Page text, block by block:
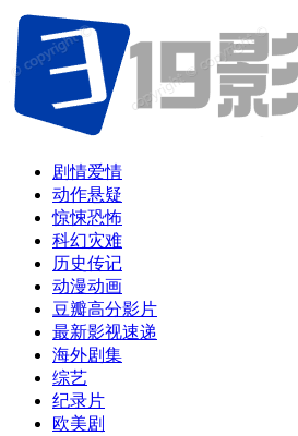
剧情爱情
动作悬疑
惊悚恐怖
科幻灾难
历史传记
动漫动画
豆瓣高分影片
最新影视速递
海外剧集
综艺
纪录片
欧美剧